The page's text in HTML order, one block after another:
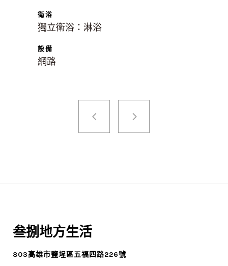
衛浴
獨立衛浴：淋浴
設備
網路
叁捌地方生活
803高雄市鹽埕區五福四路226號